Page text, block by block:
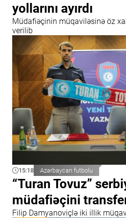
yollarını ayırdı
Müdafiəçinin müqaviləsinə öz
verilib
15:18 Azərbaycan futbolu
“Turan Tovuz”
müdafiəçini
Filip Damyanoviçlə iki illik